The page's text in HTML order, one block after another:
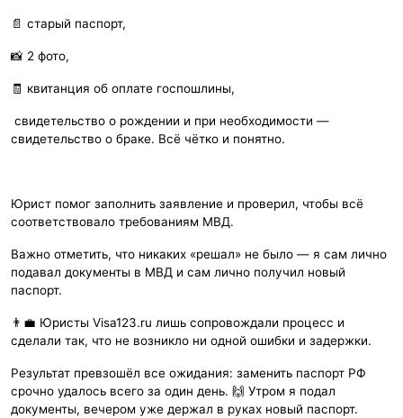
📄 старый паспорт,
📸 2 фото,
🧾 квитанция об оплате госпошлины,
свидетельство о рождении и при необходимости —
свидетельство о браке. Всё чётко и понятно.
Юрист помог заполнить заявление и проверил, чтобы всё
соответствовало требованиям МВД.
Важно отметить, что никаких «решал» не было — я сам лично
подавал документы в МВД и сам лично получил новый
паспорт.
👨‍💼 Юристы Visa123.ru лишь сопровождали процесс и
сделали так, что не возникло ни одной ошибки и задержки.
Результат превзошёл все ожидания: заменить паспорт РФ
срочно удалось всего за один день. 🙌 Утром я подал
документы, вечером уже держал в руках новый паспорт.